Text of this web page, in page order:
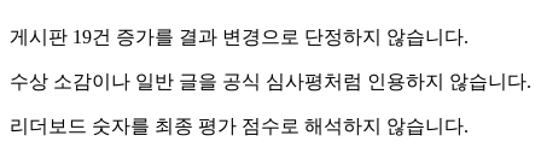
게시판 19건 증가를 결과 변경으로 단정하지 않습니다.
수상 소감이나 일반 글을 공식 심사평처럼 인용하지 않습니다.
리더보드 숫자를 최종 평가 점수로 해석하지 않습니다.